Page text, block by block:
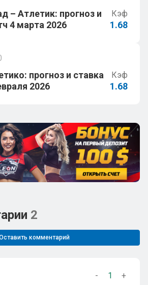
– Атлетик: прогноз и
4 марта 2026
Кэф
1.68
прогноз и ставка
2026
Кэф
1.68
2
комментарий
- 1
+